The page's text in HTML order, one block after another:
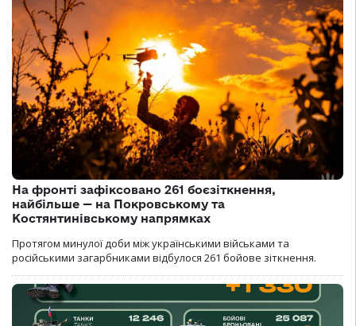
На фронті зафіксовано 261 боєзіткнення,
найбільше — на Покровському та
Костянтинівському напрямках
Протягом минулої доби між українськими військами та
російськими загарбниками відбулося 261 бойове зіткнення.